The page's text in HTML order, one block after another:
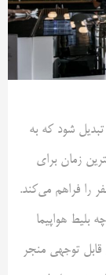
تبدیل شود که به
زمان برای
را فراهم می‌کند.
بلیط هواپیما
توجهی منجر